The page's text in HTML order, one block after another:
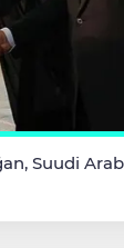
Suudi